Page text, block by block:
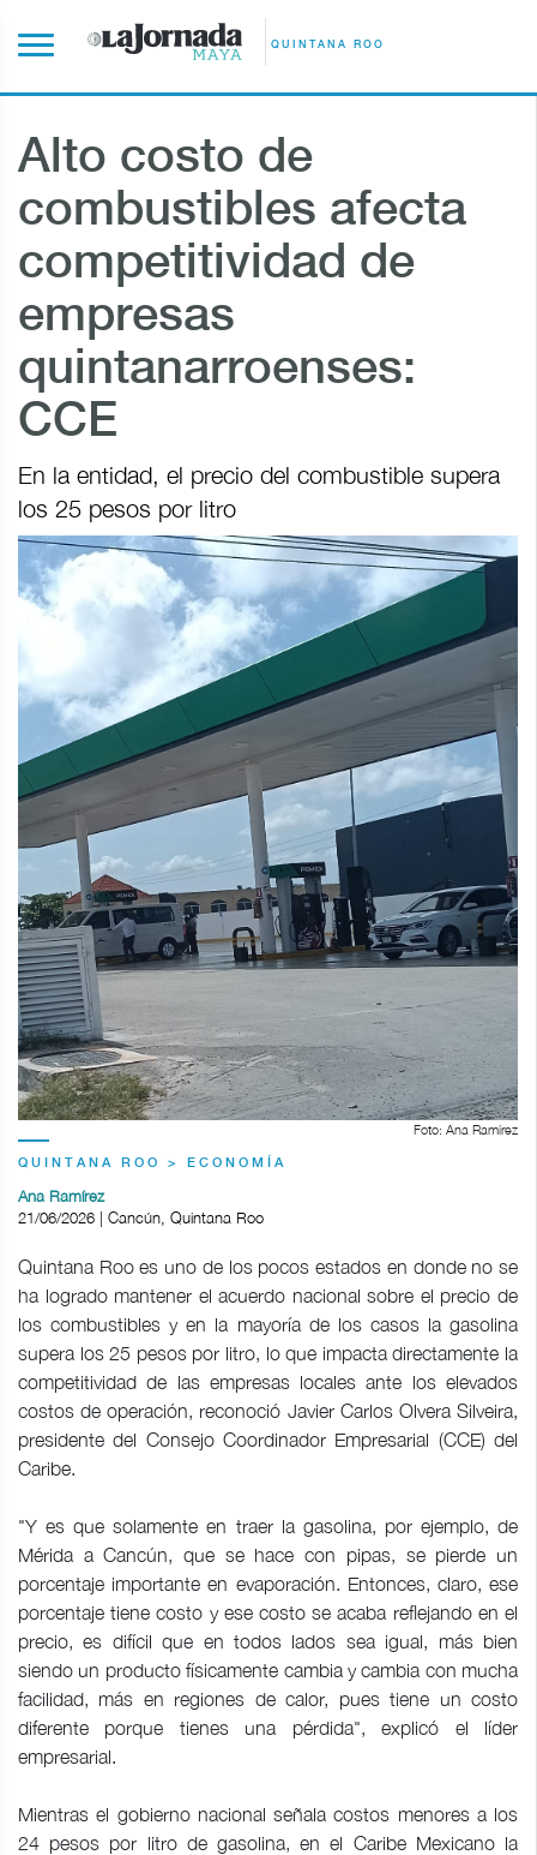
QUINTANA ROO
Alto costo de
combustibles afecta
competitividad de
empresas
quintanarroenses:
CCE
En la entidad, el precio del combustible supera
los 25 pesos por litro
Foto: Ana Ramírez
QUINTANA ROO > ECONOMÍA
Ana Ramírez
21/06/2026 | Cancún, Quintana Roo
Quintana Roo es uno de los pocos estados en donde no se
ha logrado mantener el acuerdo nacional sobre el precio de
los combustibles y en la mayoría de los casos la gasolina
supera los 25 pesos por litro, lo que impacta directamente la
competitividad de las empresas locales ante los elevados
costos de operación, reconoció Javier Carlos Olvera Silveira,
presidente del Consejo Coordinador Empresarial (CCE) del
Caribe.
"Y es que solamente en traer la gasolina, por ejemplo, de
Mérida a Cancún, que se hace con pipas, se pierde un
porcentaje importante en evaporación. Entonces, claro, ese
porcentaje tiene costo y ese costo se acaba reflejando en el
precio, es difícil que en todos lados sea igual, más bien
siendo un producto físicamente cambia y cambia con mucha
facilidad, más en regiones de calor, pues tiene un costo
diferente porque tienes una pérdida", explicó el líder
empresarial.
Mientras el gobierno nacional señala costos menores a los
24 pesos por litro de gasolina, en el Caribe Mexicano la